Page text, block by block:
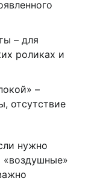
– для
роликах и
–
отсутствие
нужно
«воздушные»